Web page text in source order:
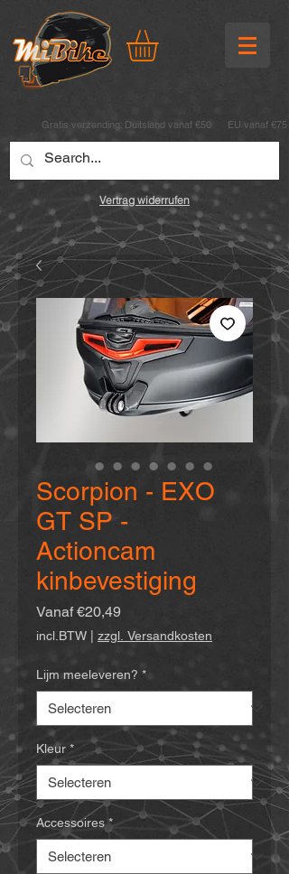
Gratis verzending: Duitsland vanaf €50 EU vanaf €75
Vertrag widerrufen
Scorpion - EXO
GT SP -
Actioncam
kinbevestiging
Vanaf€20,49Verkoopprijs
incl.BTW zzgl. Versandkosten
Lijm meeleveren? *
Kleur *
Accessoires *